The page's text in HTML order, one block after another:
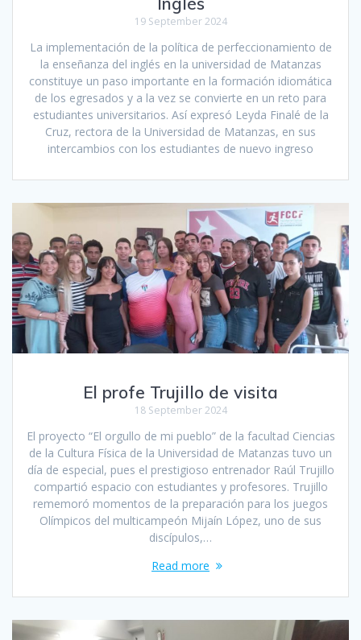
19 September 2024
La implementación de la política de perfeccionamiento de
la enseñanza del inglés en la universidad de Matanzas
constituye un paso importante en la formación idiomática
de los egresados y a la vez se convierte en un reto para
estudiantes universitarios. Así expresó Leyda Finalé de la
Cruz, rectora de la Universidad de Matanzas, en sus
intercambios con los estudiantes de nuevo ingreso
El profe Trujillo de visita
18 September 2024
El proyecto “El orgullo de mi pueblo” de la facultad Ciencias
de la Cultura Física de la Universidad de Matanzas tuvo un
día de especial, pues el prestigioso entrenador Raúl Trujillo
compartió espacio con estudiantes y profesores. Trujillo
rememoró momentos de la preparación para los juegos
Olímpicos del multicampeón Mijaín López, uno de sus
discípulos,…
Read more